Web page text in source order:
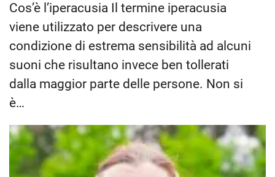
Cos’è l’iperacusia Il termine iperacusia
viene utilizzato per descrivere una
condizione di estrema sensibilità ad alcuni
suoni che risultano invece ben tollerati
dalla maggior parte delle persone. Non si
è…